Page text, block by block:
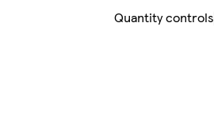
Quantity controls